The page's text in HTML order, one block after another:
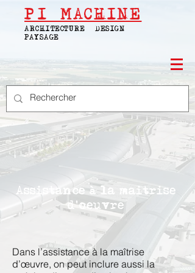
PIMACHINE
ARCHITECTURE | DESIGN |
PAYSAGE
Dans l’assistance à la maîtrise
d’œuvre, on peut inclure aussi la
Assistance à la maitrise
d'oeuvre